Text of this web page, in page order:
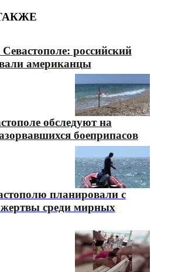
российский
американцы
обследуют на
боеприпасов
планировали с
среди мирных